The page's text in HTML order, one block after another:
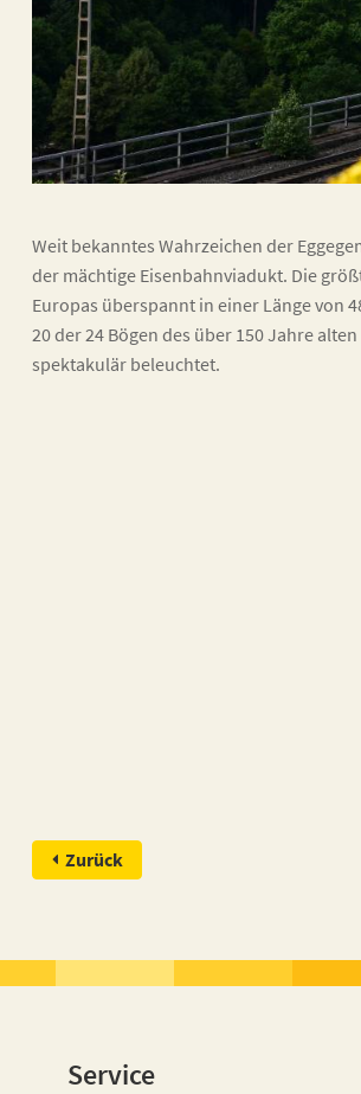
Weit bekanntes Wahrzeichen der
der mächtige Eisenbahnviadukt. Die
Europas überspannt in einer Länge von
20 der 24 Bögen des über 150 Jahre
spektakulär beleuchtet.
Zurück
Service